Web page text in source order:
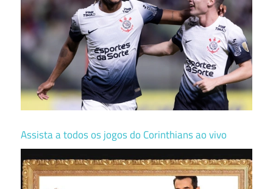
Assista a todos os jogos do Corinthians ao vivo